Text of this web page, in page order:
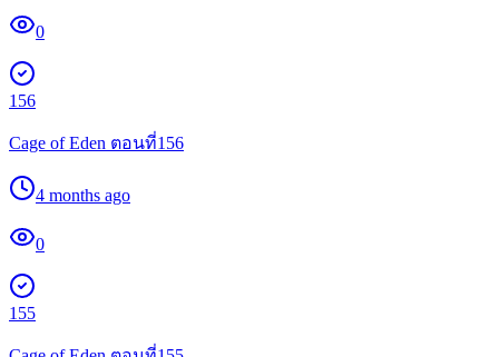
0
156
Cage of Eden ตอนที่156
4 months ago
0
155